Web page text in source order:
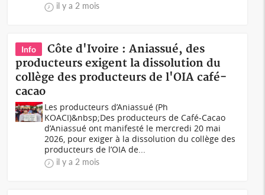
il y a 2 mois
Info
Côte d'Ivoire : Aniassué, des
producteurs exigent la dissolution du
collège des producteurs de l'OIA café-
cacao
Les producteurs d’Aniassué (Ph
KOACI)&nbsp;Des producteurs de Café-Cacao
d’Aniassué ont manifesté le mercredi 20 mai
2026, pour exiger à la dissolution du collège des
producteurs de l’OIA de...
il y a 2 mois